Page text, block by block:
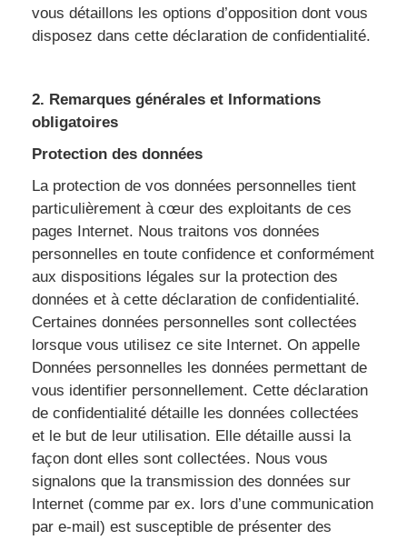
vous détaillons les options d’opposition dont vous
disposez dans cette déclaration de confidentialité.
2. Remarques générales et Informations
obligatoires
Protection des données
La protection de vos données personnelles tient
particulièrement à cœur des exploitants de ces
pages Internet. Nous traitons vos données
personnelles en toute confidence et conformément
aux dispositions légales sur la protection des
données et à cette déclaration de confidentialité.
Certaines données personnelles sont collectées
lorsque vous utilisez ce site Internet. On appelle
Données personnelles les données permettant de
vous identifier personnellement. Cette déclaration
de confidentialité détaille les données collectées
et le but de leur utilisation. Elle détaille aussi la
façon dont elles sont collectées. Nous vous
signalons que la transmission des données sur
Internet (comme par ex. lors d’une communication
par e-mail) est susceptible de présenter des